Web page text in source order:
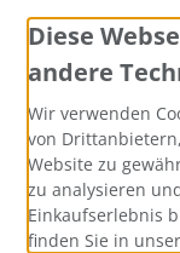
Sitemap
Diese
andere
Wir verwenden
von
Website zu
zu analysieren
Einkaufserlebnis
finden Sie in